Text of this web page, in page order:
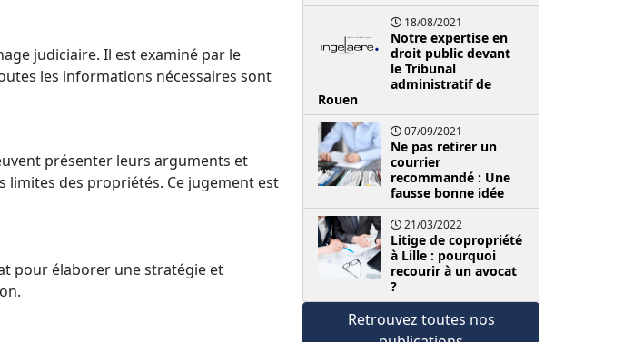
judiciaire. Il est examiné par le
les informations nécessaires sont
présenter leurs arguments et
des propriétés. Ce jugement est
pour élaborer une stratégie et
18/08/2021
Notre expertise en
droit public devant
le Tribunal
administratif de
Rouen
07/09/2021
Ne pas retirer un
courrier
recommandé : Une
fausse bonne idée
21/03/2022
Litige de copropriété
à Lille : pourquoi
recourir à un avocat
?
Retrouvez toutes nos